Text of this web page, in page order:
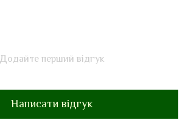
Додайте перший відгук
Написати відгук